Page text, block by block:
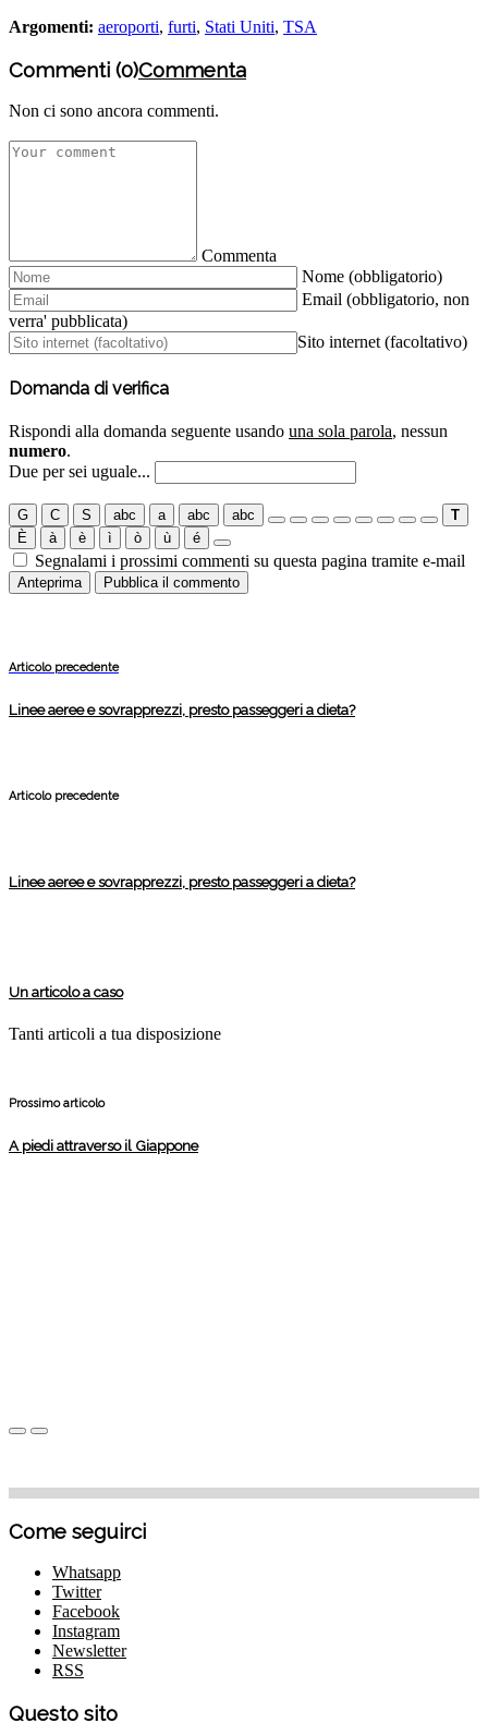
Argomenti: aeroporti, furti, Stati Uniti, TSA
Commenti (0)Commenta
Non ci sono ancora commenti.
Commenta
Nome (obbligatorio)
Email (obbligatorio, non
verra' pubblicata)
Sito internet (facoltativo)
Domanda di verifica
Rispondi alla domanda seguente usando una sola parola, nessun
numero.
Due per sei uguale...
G C S abc a abc abc
T
È
à è ì ò ù é
Segnalami i prossimi commenti su questa pagina tramite e-mail
Articolo precedente
Linee aeree e sovrapprezzi, presto passeggeri a dieta?
Articolo precedente
Linee aeree e sovrapprezzi, presto passeggeri a dieta?
Un articolo a caso
Tanti articoli a tua disposizione
Prossimo articolo
A piedi attraverso il Giappone
Come seguirci
Whatsapp
Twitter
Facebook
Instagram
Newsletter
RSS
Questo sito